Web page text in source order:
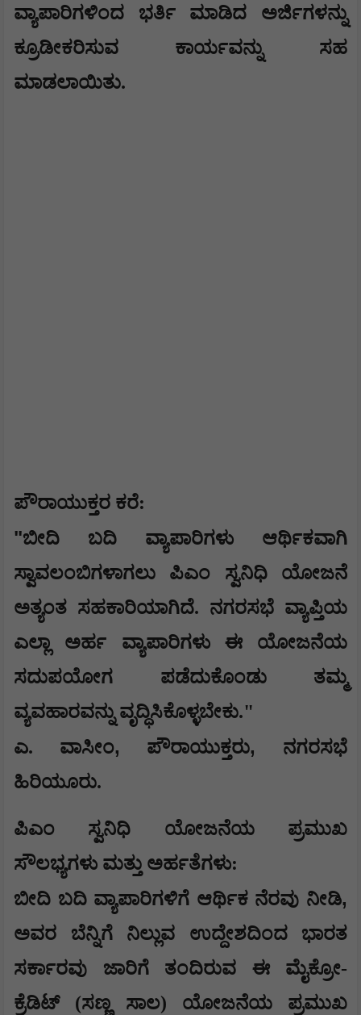
ವ್ಯಾಪಾರಿಗಳಿಂದ ಭರ್ತಿ ಮಾಡಿದ ಅರ್ಜಿಗಳನ್ನು
ಕ್ರೂಡೀಕರಿಸುವ ಕಾರ್ಯವನ್ನು ಸಹ
ಮಾಡಲಾಯಿತು.
ಪೌರಾಯುಕ್ತರ ಕರೆ:
"ಬೀದಿ ಬದಿ ವ್ಯಾಪಾರಿಗಳು ಆರ್ಥಿಕವಾಗಿ
ಸ್ವಾವಲಂಬಿಗಳಾಗಲು ಪಿಎಂ ಸ್ವನಿಧಿ ಯೋಜನೆ
ಅತ್ಯಂತ ಸಹಕಾರಿಯಾಗಿದೆ. ನಗರಸಭೆ ವ್ಯಾಪ್ತಿಯ
ಎಲ್ಲಾ ಅರ್ಹ ವ್ಯಾಪಾರಿಗಳು ಈ ಯೋಜನೆಯ
ಸದುಪಯೋಗ ಪಡೆದುಕೊಂಡು ತಮ್ಮ
ವ್ಯವಹಾರವನ್ನು ವೃದ್ಧಿಸಿಕೊಳ್ಳಬೇಕು."
ಎ. ವಾಸೀಂ, ಪೌರಾಯುಕ್ತರು, ನಗರಸಭೆ
ಹಿರಿಯೂರು.
ಪಿಎಂ ಸ್ವನಿಧಿ ಯೋಜನೆಯ ಪ್ರಮುಖ
ಸೌಲಭ್ಯಗಳು ಮತ್ತು ಅರ್ಹತೆಗಳು:
ಬೀದಿ ಬದಿ ವ್ಯಾಪಾರಿಗಳಿಗೆ ಆರ್ಥಿಕ ನೆರವು ನೀಡಿ,
ಅವರ ಬೆನ್ನಿಗೆ ನಿಲ್ಲುವ ಉದ್ದೇಶದಿಂದ ಭಾರತ
ಸರ್ಕಾರವು ಜಾರಿಗೆ ತಂದಿರುವ ಈ ಮೈಕ್ರೋ-
ಕ್ರೆಡಿಟ್ (ಸಣ್ಣ ಸಾಲ) ಯೋಜನೆಯ ಪ್ರಮುಖ